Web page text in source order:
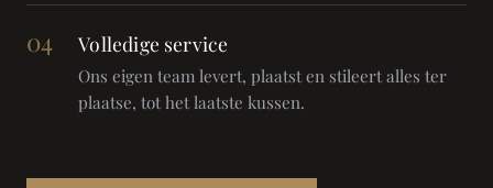
04 Volledige service
Ons eigen team levert, plaatst en stileert alles ter
plaatse, tot het laatste kussen.